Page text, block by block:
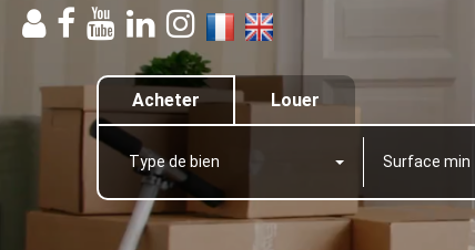
Acheter Louer
Type de bien